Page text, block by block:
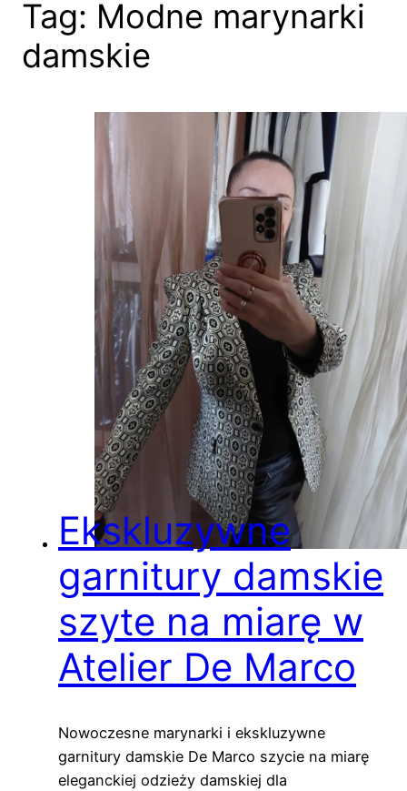
Tag: Modne marynarki
damskie
Ekskluzywne
garnitury damskie
szyte na miarę w
Atelier De Marco
Nowoczesne marynarki i ekskluzywne
garnitury damskie De Marco szycie na miarę
eleganckiej odzieży damskiej dla